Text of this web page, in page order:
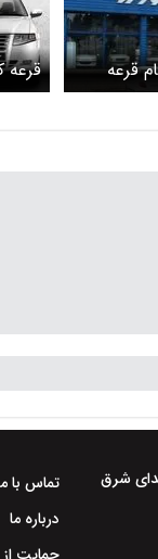
قرعه
کشی ایران خودرو بهمن ۱۴۰۴
شرق
تماس با
درباره ما